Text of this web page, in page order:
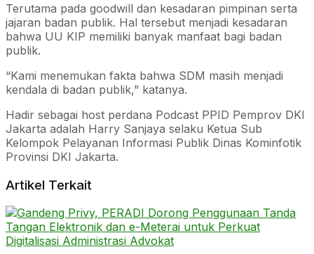
Terutama pada goodwill dan kesadaran pimpinan serta
jajaran badan publik. Hal tersebut menjadi kesadaran
bahwa UU KIP memiliki banyak manfaat bagi badan
publik.
“Kami menemukan fakta bahwa SDM masih menjadi
kendala di badan publik,” katanya.
Hadir sebagai host perdana Podcast PPID Pemprov DKI
Jakarta adalah Harry Sanjaya selaku Ketua Sub
Kelompok Pelayanan Informasi Publik Dinas Kominfotik
Provinsi DKI Jakarta.
Artikel Terkait